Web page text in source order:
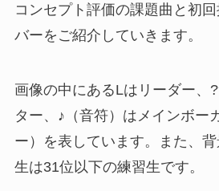
コンセプト評価の課題曲と初
バーをご紹介していきます。
画像の中にあるLはリーダー、
ター、♪（音符）はメインボー
ー）を表しています。また、
生は31位以下の練習生です。